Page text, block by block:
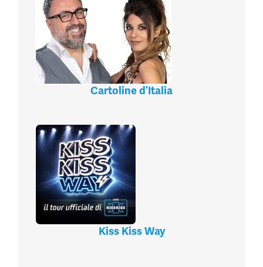
Cartoline d’Italia
Kiss Kiss Way